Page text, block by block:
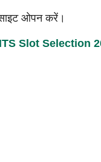
ओपन करें।
Slot Selection